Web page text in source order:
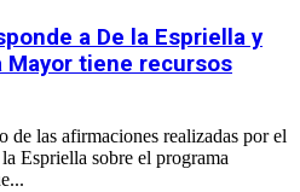
a De la Espriella y
Mayor tiene recursos
de las afirmaciones realizadas por el
Espriella sobre el programa